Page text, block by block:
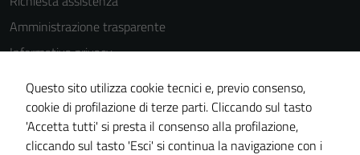
Amministrazione trasparente
Informativa privacy
Note legali
Dichiarazione di accessibilità
Questo sito utilizza cookie tecnici e, previo consenso,
cookie di profilazione di terze parti. Cliccando sul tasto
'Accetta tutti' si presta il consenso alla profilazione,
cliccando sul tasto 'Esci' si continua la navigazione con i